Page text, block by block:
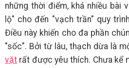
những thời điểm, khá nhiều bài
lộ" cho đến "vạch trần" quy
Điều này khiến cho đa phần
"sốc". Bởi từ lâu, thạch dừa là
vặt rất được yêu thích. Chưa kể